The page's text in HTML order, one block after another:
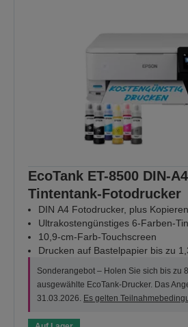
EcoTank ET-8500 DIN-
Tintentank-Fotodrucker
DIN A4 Fotodrucker, plus
Ultrakostengünstiges 6-Farben-
10,9-cm-Farb-Touchscreen
Drucken auf Bastelpapier bis zu
Sonderangebot – Holen Sie sich bis zu
ausgewählte EcoTank-Drucker. Das
31.03.2026. Es gelten